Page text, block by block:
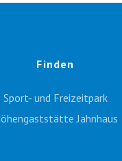
Finden
Sport- und Freizeitpark
Jahnhaus